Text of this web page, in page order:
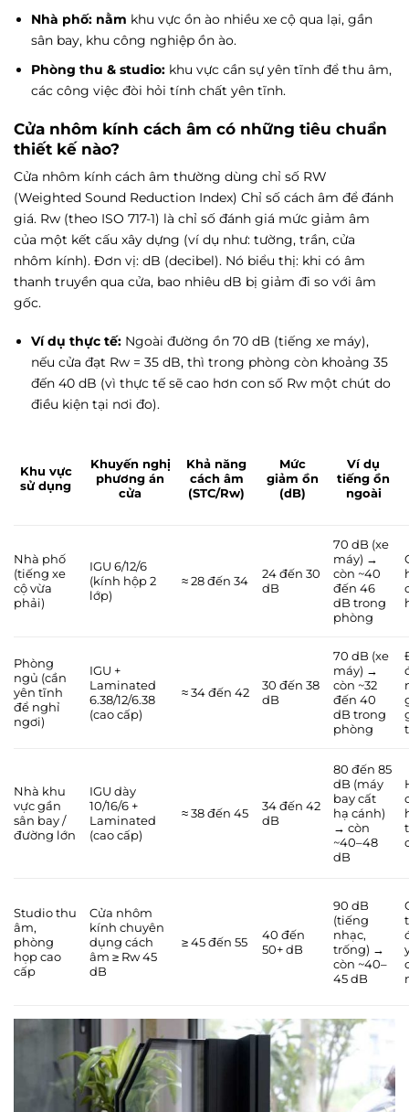
Nhà phố: nằm khu vực ồn ào nhiều xe cộ qua lại, gần
sân bay, khu công nghiệp ồn ào.
Phòng thu & studio:khu vực cần sự yên tĩnh để thu âm,
các công việc đòi hỏi tính chất yên tĩnh.
Cửa nhôm kính cách âm có những tiêu chuẩn
thiết kế nào?
Cửa nhôm kính cách âm thường dùng chỉ số RW
(Weighted Sound Reduction Index) Chỉ số cách âm để đánh
giá. Rw (theo ISO 717-1) là chỉ số đánh giá mức giảm âm
của một kết cấu xây dựng (ví dụ như: tường, trần, cửa
nhôm kính). Đơn vị: dB (decibel). Nó biểu thị: khi có âm
thanh truyền qua cửa, bao nhiêu dB bị giảm đi so với âm
gốc.
Ví dụ thực tế:Ngoài đường ồn 70 dB (tiếng xe máy),
nếu cửa đạt Rw = 35 dB, thì trong phòng còn khoảng 35
đến 40 dB (vì thực tế sẽ cao hơn con số Rw một chút do
điều kiện tại nơi đo).
Khu vực
sử dụng
Khuyến nghị
phương án
cửa
Khả năng
cách âm
(STC/Rw)
Mức
giảm ồn
(dB)
Ví dụ
tiếng ồn
ngoài
Nhà phố
(tiếng xe
cộ vừa
phải)
IGU 6/12/6
(kính hộp 2
lớp)
≈ 28 đến 34
24 đến 30
dB
70 dB (xe
máy) →
còn ~40
đến 46
dB trong
phòng
Phòng
ngủ (cần
yên tĩnh
để nghỉ
ngơi)
IGU +
Laminated
6.38/12/6.38
(cao cấp)
≈ 34 đến 42
30 đến 38
dB
70 dB (xe
máy) →
còn ~32
đến 40
dB trong
phòng
Nhà khu
vực gần
sân bay /
đường lớn
IGU dày
10/16/6 +
Laminated
(cao cấp)
≈ 38 đến 45
34 đến 42
dB
80 đến 85
dB (máy
bay cất
hạ cánh)
→ còn
~40–48
dB
Studio thu
âm,
phòng
họp cao
cấp
Cửa nhôm
kính chuyên
dụng cách
âm ≥ Rw 45
dB
≥ 45 đến 55
40 đến
50+ dB
90 dB
(tiếng
nhạc,
trống) →
còn ~40–
45 dB